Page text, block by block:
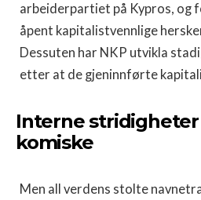
arbeiderpartiet på Kypros, og
åpent kapitalistvennlige
Dessuten har NKP utvikla
etter at de gjeninnførte
Interne
komiske
Men all verdens stolte